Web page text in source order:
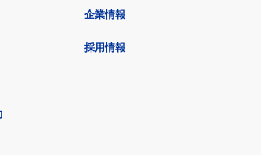
企業情報
採用情報